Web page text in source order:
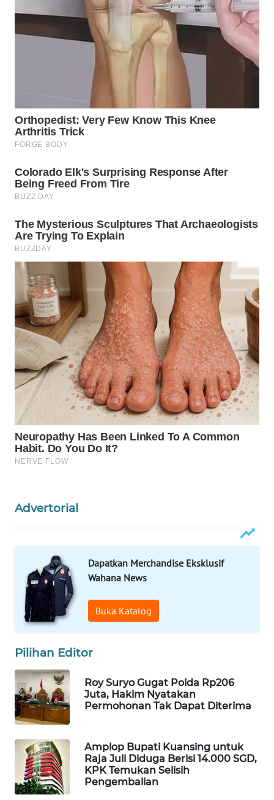
Advertorial
Dapatkan Merchandise Eksklusif
Wahana News
Buka Katalog
Pilihan Editor
Roy Suryo Gugat Polda Rp206
Juta, Hakim Nyatakan
Permohonan Tak Dapat Diterima
Amplop Bupati Kuansing untuk
Raja Juli Diduga Berisi 14.000 SGD,
KPK Temukan Selisih
Pengembalian
TIMUR
WN
SOLO
BOROBUDUR
WN
WN
SURABAYA
WN
NATUNA
WN
BINTAN
WN
MANDALIKA
WN
LIKUPANG
WAHANA
NEWS
WAHANA
TANI
WAHANA
ADVOKAT
WAHANA
INFRASTRUKTUR
WAHANA